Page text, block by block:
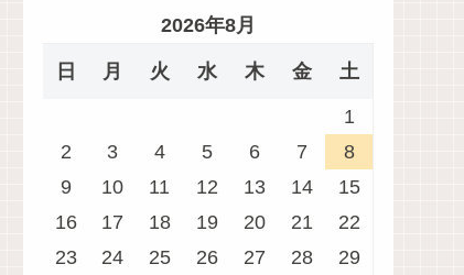
2026年8月
日 月 火 水 木 金 土
1
2
3 4 5 6 7
8
9
10 11 12 13 14
15
16
17 18 19 20 21
22
23
24 25 26 27 28
29